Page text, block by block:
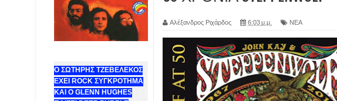
Ο ΣΩΤΗΡΗΣ ΤΖΕΒΕΛΕΚΟΣ
ΕΧΕΙ ROCK ΣΥΓΚΡΟΤΗΜΑ
ΚΑΙ Ο GLENN HUGHES
Αλέξανδρος Ριχάρδος 6:03 μ.μ. ΝΕΑ